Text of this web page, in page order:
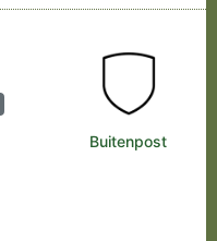
Buitenpost